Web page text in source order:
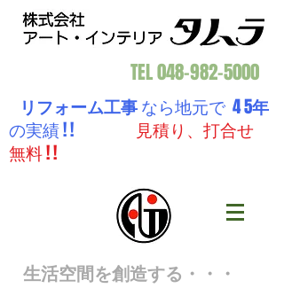
TEL048-982-5000
リフォーム工事なら地元で 4 5年
の実績 ! !
見積り、打合せ
無料 ! !
生活空間を創造する・・・